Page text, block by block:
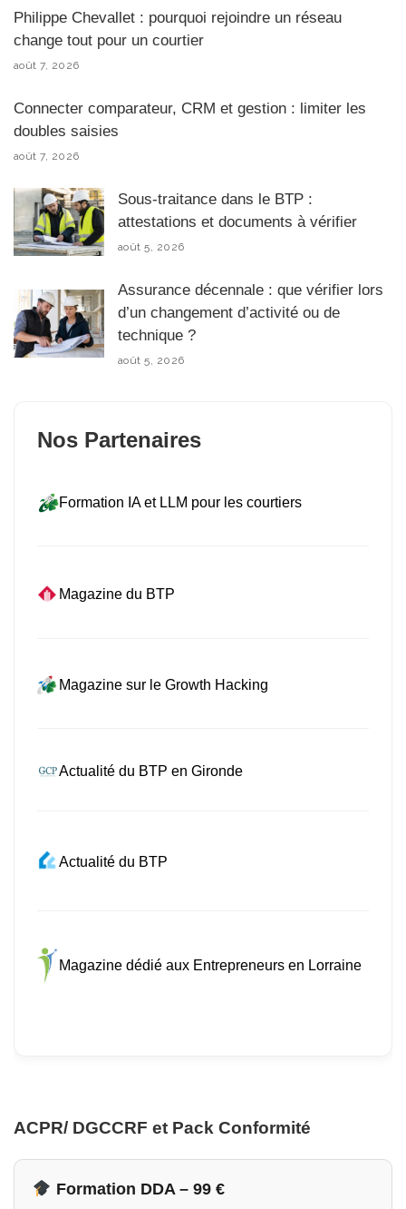
Philippe Chevallet : pourquoi rejoindre un réseau
change tout pour un courtier
août 7, 2026
Connecter comparateur, CRM et gestion : limiter les
doubles saisies
août 7, 2026
Sous-traitance dans le BTP :
attestations et documents à vérifier
août 5, 2026
Assurance décennale : que vérifier lors
d’un changement d’activité ou de
technique ?
août 5, 2026
Nos Partenaires
Formation IA et LLM pour les courtiers
Magazine du BTP
Magazine sur le Growth Hacking
Actualité du BTP en Gironde
Actualité du BTP
Magazine dédié aux Entrepreneurs en Lorraine
ACPR/ DGCCRF et Pack Conformité
Formation DDA – 99 €